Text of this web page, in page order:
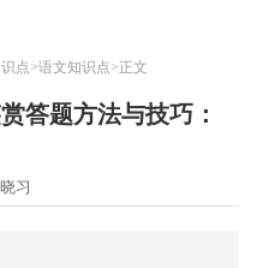
点>语文知识点>正文
答题方法与技巧：
习